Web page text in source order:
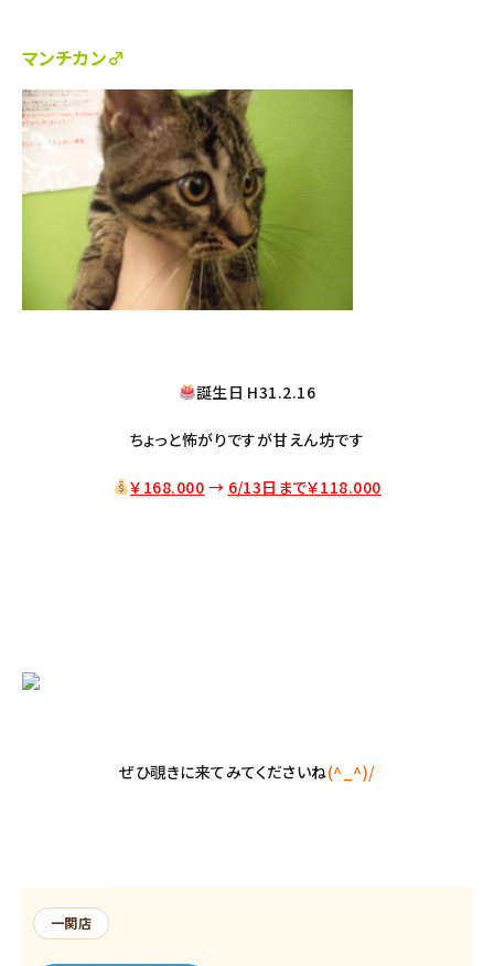
マンチカン♂
誕生日 H31.2.16
ちょっと怖がりですが甘えん坊です
￥168.000 → 6/13日まで￥118.000
ぜひ覗きに来てみてくださいね(^_^)/
一関店